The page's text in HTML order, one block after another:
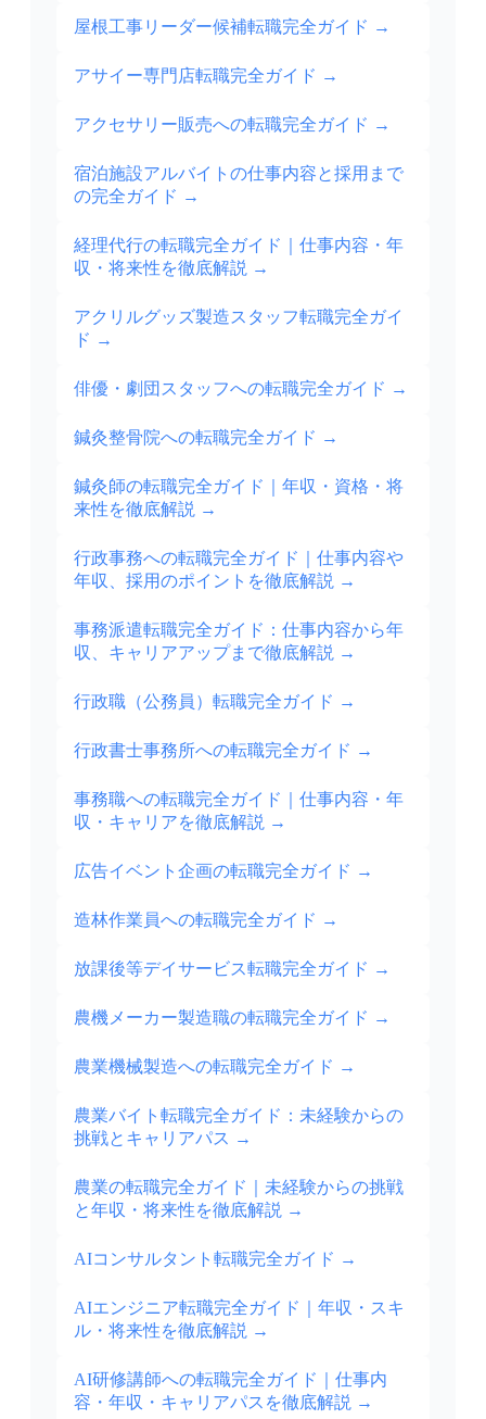
屋根工事リーダー候補転職完全ガイド →
アサイー専門店転職完全ガイド →
アクセサリー販売への転職完全ガイド →
宿泊施設アルバイトの仕事内容と採用まで
の完全ガイド →
経理代行の転職完全ガイド｜仕事内容・年
収・将来性を徹底解説 →
アクリルグッズ製造スタッフ転職完全ガイ
ド →
俳優・劇団スタッフへの転職完全ガイド →
鍼灸整骨院への転職完全ガイド →
鍼灸師の転職完全ガイド｜年収・資格・将
来性を徹底解説 →
行政事務への転職完全ガイド｜仕事内容や
年収、採用のポイントを徹底解説 →
事務派遣転職完全ガイド：仕事内容から年
収、キャリアアップまで徹底解説 →
行政職（公務員）転職完全ガイド →
行政書士事務所への転職完全ガイド →
事務職への転職完全ガイド｜仕事内容・年
収・キャリアを徹底解説 →
広告イベント企画の転職完全ガイド →
造林作業員への転職完全ガイド →
放課後等デイサービス転職完全ガイド →
農機メーカー製造職の転職完全ガイド →
農業機械製造への転職完全ガイド →
農業バイト転職完全ガイド：未経験からの
挑戦とキャリアパス →
農業の転職完全ガイド｜未経験からの挑戦
と年収・将来性を徹底解説 →
AIコンサルタント転職完全ガイド →
AIエンジニア転職完全ガイド｜年収・スキ
ル・将来性を徹底解説 →
AI研修講師への転職完全ガイド｜仕事内
容・年収・キャリアパスを徹底解説 →